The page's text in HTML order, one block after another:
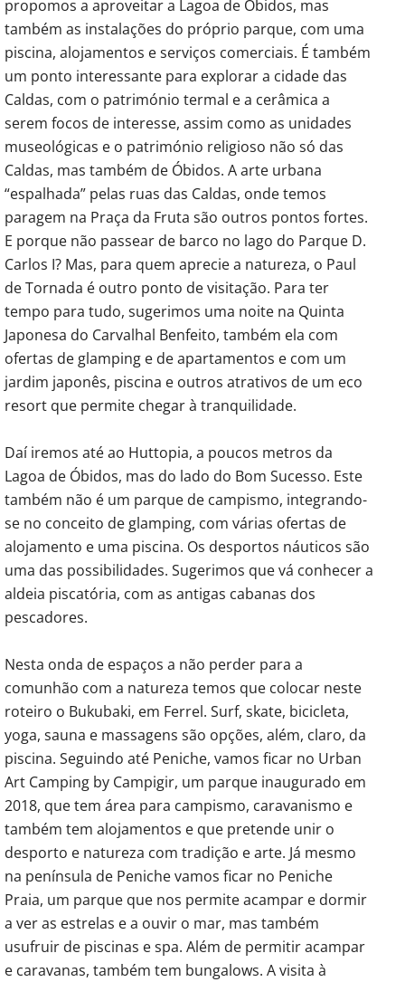
propomos a aproveitar a Lagoa de Óbidos, mas
também as instalações do próprio parque, com uma
piscina, alojamentos e serviços comerciais. É também
um ponto interessante para explorar a cidade das
Caldas, com o património termal e a cerâmica a
serem focos de interesse, assim como as unidades
museológicas e o património religioso não só das
Caldas, mas também de Óbidos. A arte urbana
“espalhada” pelas ruas das Caldas, onde temos
paragem na Praça da Fruta são outros pontos fortes.
E porque não passear de barco no lago do Parque D.
Carlos I? Mas, para quem aprecie a natureza, o Paul
de Tornada é outro ponto de visitação. Para ter
tempo para tudo, sugerimos uma noite na Quinta
Japonesa do Carvalhal Benfeito, também ela com
ofertas de glamping e de apartamentos e com um
jardim japonês, piscina e outros atrativos de um eco
resort que permite chegar à tranquilidade.
Daí iremos até ao Huttopia, a poucos metros da
Lagoa de Óbidos, mas do lado do Bom Sucesso. Este
também não é um parque de campismo, integrando-
se no conceito de glamping, com várias ofertas de
alojamento e uma piscina. Os desportos náuticos são
uma das possibilidades. Sugerimos que vá conhecer a
aldeia piscatória, com as antigas cabanas dos
pescadores.
Nesta onda de espaços a não perder para a
comunhão com a natureza temos que colocar neste
roteiro o Bukubaki, em Ferrel. Surf, skate, bicicleta,
yoga, sauna e massagens são opções, além, claro, da
piscina. Seguindo até Peniche, vamos ficar no Urban
Art Camping by Campigir, um parque inaugurado em
2018, que tem área para campismo, caravanismo e
também tem alojamentos e que pretende unir o
desporto e natureza com tradição e arte. Já mesmo
na península de Peniche vamos ficar no Peniche
Praia, um parque que nos permite acampar e dormir
a ver as estrelas e a ouvir o mar, mas também
usufruir de piscinas e spa. Além de permitir acampar
e caravanas, também tem bungalows. A visita à